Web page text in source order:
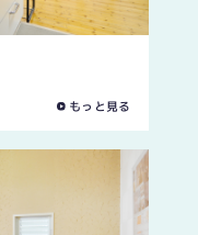
もっと見る